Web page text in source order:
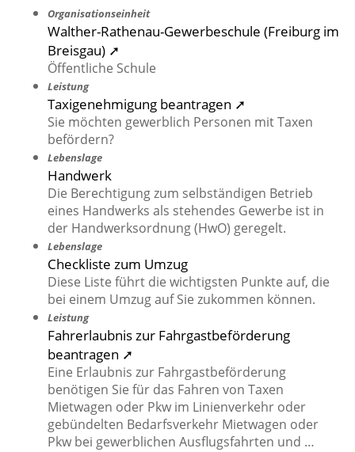
Organisationseinheit
Walther-Rathenau-Gewerbeschule (Freiburg im
Breisgau) ➚
Öffentliche Schule
Leistung
Taxigenehmigung beantragen ➚
Sie möchten gewerblich Personen mit Taxen
befördern?
Lebenslage
Handwerk
Die Berechtigung zum selbständigen Betrieb
eines Handwerks als stehendes Gewerbe ist in
der Handwerksordnung (HwO) geregelt.
Lebenslage
Checkliste zum Umzug
Diese Liste führt die wichtigsten Punkte auf, die
bei einem Umzug auf Sie zukommen können.
Leistung
Fahrerlaubnis zur Fahrgastbeförderung
beantragen ➚
Eine Erlaubnis zur Fahrgastbeförderung
benötigen Sie für das Fahren von Taxen
Mietwagen oder Pkw im Linienverkehr oder
gebündelten Bedarfsverkehr Mietwagen oder
Pkw bei gewerblichen Ausflugsfahrten und …